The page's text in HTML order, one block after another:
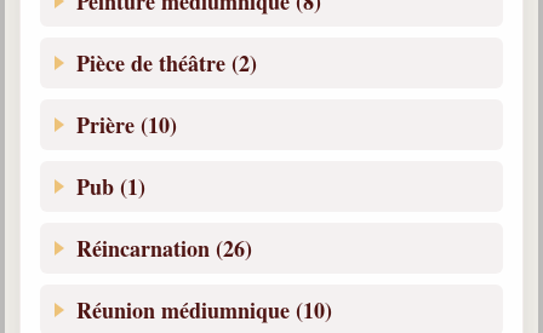
Pièce de théâtre (2)
Prière (10)
Pub (1)
Réincarnation (26)
Réunion médiumnique (10)